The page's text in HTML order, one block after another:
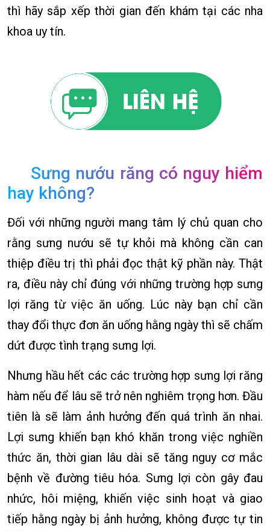
thì hãy sắp xếp thời gian đến khám tại các nha
khoa uy tín.
Sưng nướu răng có nguy hiểm
hay không?
Đối với những người mang tâm lý chủ quan cho
rằng sưng nướu sẽ tự khỏi mà không cần can
thiệp điều trị thì phải đọc thật kỹ phần này. Thật
ra, điều này chỉ đúng với những trường hợp sưng
lợi răng từ việc ăn uống. Lúc này bạn chỉ cần
thay đổi thực đơn ăn uống hằng ngày thì sẽ chấm
dứt được tình trạng sưng lợi.
Nhưng hầu hết các các trường hợp sưng lợi răng
hàm nếu để lâu sẽ trở nên nghiêm trọng hơn. Đầu
tiên là sẽ làm ảnh hưởng đến quá trình ăn nhai.
Lợi sưng khiến bạn khó khăn trong việc nghiền
thức ăn, thời gian lâu dài sẽ tăng nguy cơ mắc
bệnh về đường tiêu hóa. Sưng lợi còn gây đau
nhức, hôi miệng, khiến việc sinh hoạt và giao
tiếp hằng ngày bị ảnh hưởng, không được tự tin